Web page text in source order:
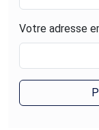
Votre adresse